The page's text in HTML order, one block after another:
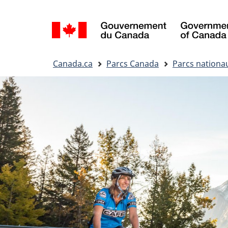
de
la
langue
ici&nbsp;:
Canada.ca Parcs Canada Parcs